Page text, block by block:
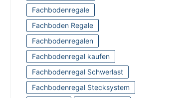
Fachbodenregale
Fachboden Regale
Fachbodenregalen
Fachbodenregal kaufen
Fachbodenregal Schwerlast
Fachbodenregal Stecksystem